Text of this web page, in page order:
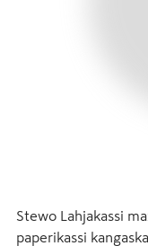
Stewo Lahjakassi
paperikassi